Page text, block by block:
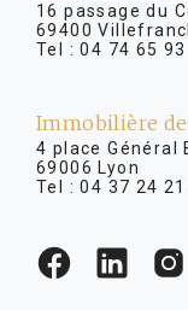
16 passage du
69400
Tel :04 74 65 93
Immobilière
4 place
69006 Lyon
Tel :04 37 24 21